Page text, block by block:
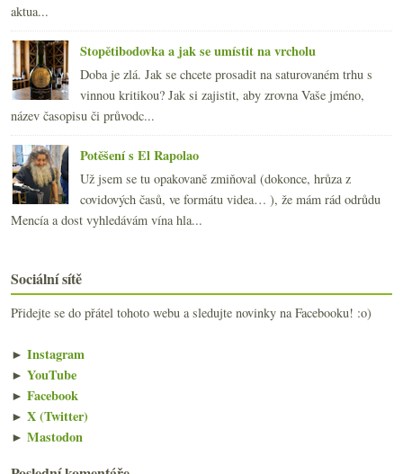
aktua...
Stopětibodovka a jak se umístit na vrcholu
Doba je zlá. Jak se chcete prosadit na saturovaném trhu s
vinnou kritikou? Jak si zajistit, aby zrovna Vaše jméno,
název časopisu či průvodc...
Potěšení s El Rapolao
Už jsem se tu opakovaně zmiňoval (dokonce, hrůza z
covidových časů, ve formátu videa… ), že mám rád odrůdu
Mencía a dost vyhledávám vína hla...
Sociální sítě
Přidejte se do přátel tohoto webu a sledujte novinky na Facebooku! :o)
► Instagram
► YouTube
► Facebook
► X (Twitter)
► Mastodon